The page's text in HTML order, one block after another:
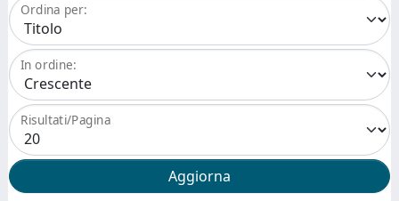
Ordina per:
In ordine:
Risultati/Pagina